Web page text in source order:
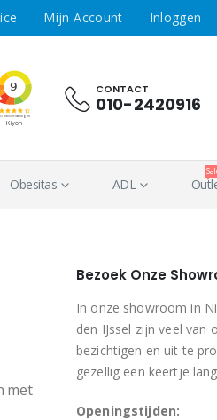
Mijn Account Inloggen
CONTACT
010-2420916
Obesitas ADL
met
Bezoek Onze
In onze showroom in
den IJssel zijn veel van
bezichtigen en uit te
gezellig een keertje
Openingstijden: